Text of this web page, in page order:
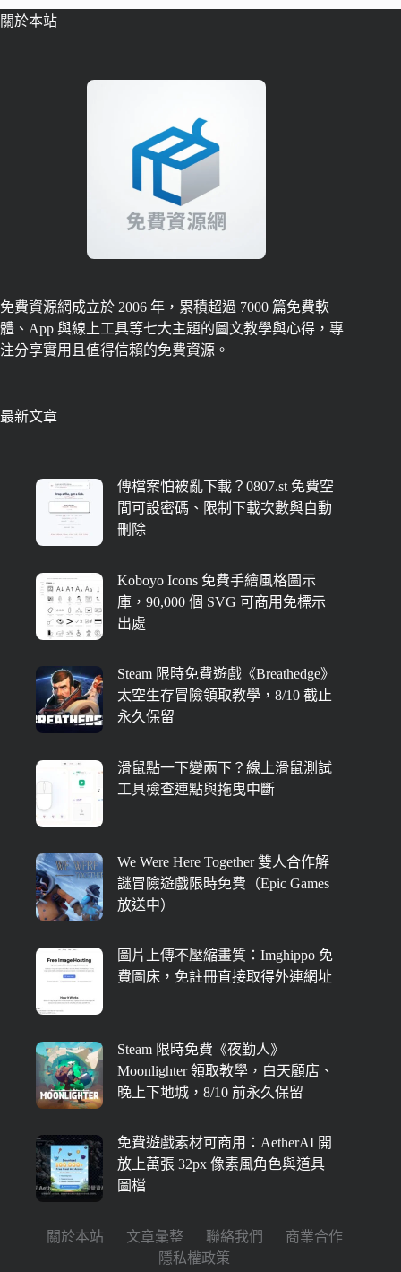
關於本站
免費資源網成立於 2006 年，累積超過 7000 篇免費軟
體、App 與線上工具等七大主題的圖文教學與心得，專
注分享實用且值得信賴的免費資源。
最新文章
傳檔案怕被亂下載？0807.st 免費空
間可設密碼、限制下載次數與自動
刪除
Koboyo Icons 免費手繪風格圖示
庫，90,000 個 SVG 可商用免標示
出處
Steam 限時免費遊戲《Breathedge》
太空生存冒險領取教學，8/10 截止
永久保留
滑鼠點一下變兩下？線上滑鼠測試
工具檢查連點與拖曳中斷
We Were Here Together 雙人合作解
謎冒險遊戲限時免費（Epic Games
放送中）
圖片上傳不壓縮畫質：Imghippo 免
費圖床，免註冊直接取得外連網址
Steam 限時免費《夜勤人》
Moonlighter 領取教學，白天顧店、
晚上下地城，8/10 前永久保留
免費遊戲素材可商用：AetherAI 開
放上萬張 32px 像素風角色與道具
圖檔
關於本站 文章彙整 聯絡我們
商業合作
隱私權政策